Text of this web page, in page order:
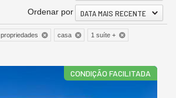
Ordenar por DATA MAIS RECENTE
propriedades casa
1 suíte +
CONDIÇÃO FACILITADA